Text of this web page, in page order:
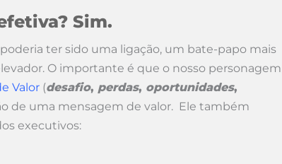
Sim.
ter sido uma ligação, um bate-papo mais
O importante é que o nosso personagem
Valor (desafio, perdas, oportunidades,
de uma mensagem de valor. Ele também
executivos: